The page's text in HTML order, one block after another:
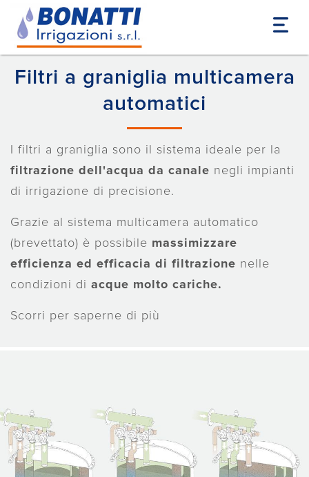
Home Prodotti Filtrazione Filtri a graniglia
Filtri a graniglia multicamera
automatici
I filtri a graniglia sono il sistema ideale per la
filtrazione dell'acqua da canale negli impianti
di irrigazione di precisione.
Grazie al sistema multicamera automatico
(brevettato) è possibile massimizzare
efficienza ed efficacia di filtrazione nelle
condizioni di acque molto cariche.
Scorri per saperne di più